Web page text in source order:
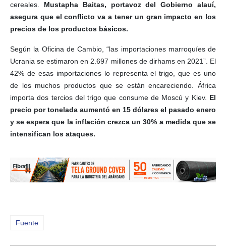
cereales. Mustapha Baitas, portavoz del Gobierno alauí,
asegura que el conflicto va a tener un gran impacto en los
precios de los productos básicos.
Según la Oficina de Cambio, “las importaciones marroquíes de
Ucrania se estimaron en 2.697 millones de dirhams en 2021”. El
42% de esas importaciones lo representa el trigo, que es uno
de los muchos productos que se están encareciendo. África
importa dos tercios del trigo que consume de Moscú y Kiev. El
precio por tonelada aumentó en 15 dólares el pasado enero
y se espera que la inflación crezca un 30% a medida que se
intensifican los ataques.
Fuente